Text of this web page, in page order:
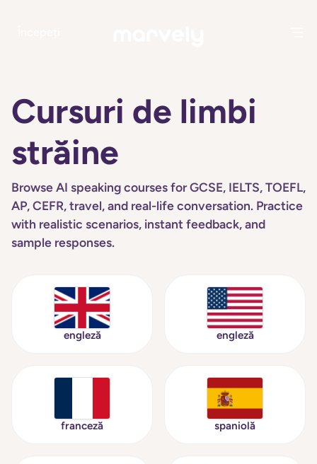
Cursuri de limbi
străine
Browse AI speaking courses for GCSE, IELTS, TOEFL,
AP, CEFR, travel, and real-life conversation. Practice
with realistic scenarios, instant feedback, and
sample responses.
engleză engleză
franceză spaniolă